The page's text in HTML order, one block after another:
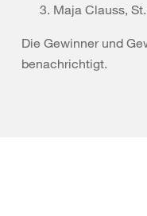
Maja Clauss,
Die Gewinner und
benachrichtigt.